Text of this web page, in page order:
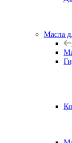
Масла